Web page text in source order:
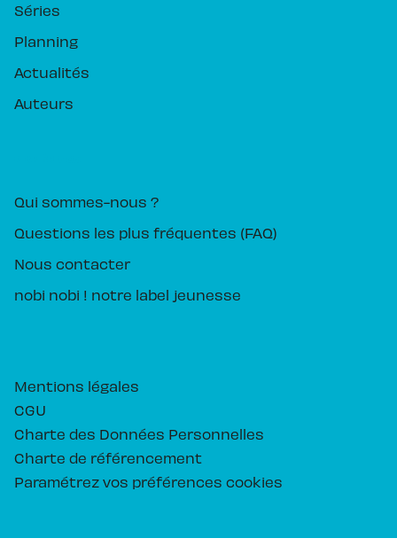
Séries
Planning
Actualités
Auteurs
Qui sommes-nous ?
Questions les plus fréquentes (FAQ)
Nous contacter
nobi nobi ! notre label jeunesse
Mentions légales
CGU
Charte des Données Personnelles
Charte de référencement
Paramétrez vos préférences cookies